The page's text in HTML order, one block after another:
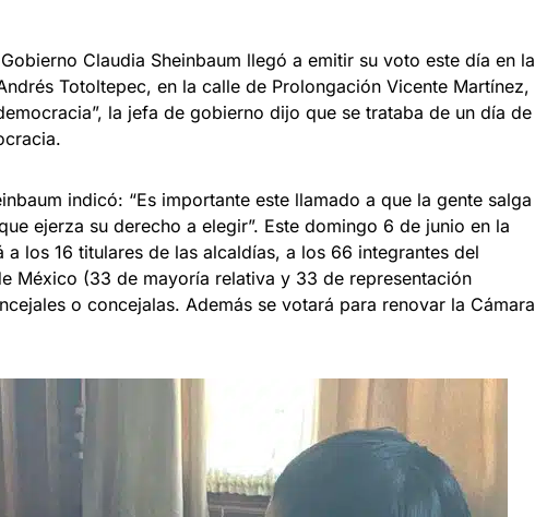
Claudia Sheinbaum llegó a emitir su voto este día en la
Totoltepec, en la calle de Prolongación Vicente Martínez,
la jefa de gobierno dijo que se trataba de un día de
indicó: “Es importante este llamado a que la gente salga
ejerza su derecho a elegir”. Este domingo 6 de junio en la
los 16 titulares de las alcaldías, a los 66 integrantes del
México (33 de mayoría relativa y 33 de representación
o concejalas. Además se votará para renovar la Cámara